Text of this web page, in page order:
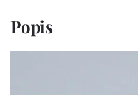
Popis